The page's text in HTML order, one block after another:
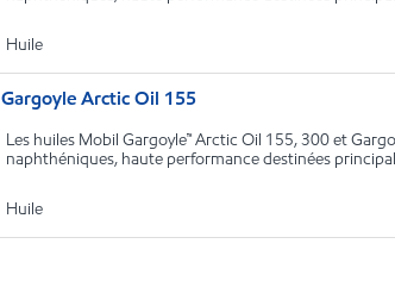
Huile
Gargoyle Arctic Oil 155
Les huiles Mobil Gargoyle™ Arctic Oil 155, 300 et
naphthéniques, haute performance destinées
Huile